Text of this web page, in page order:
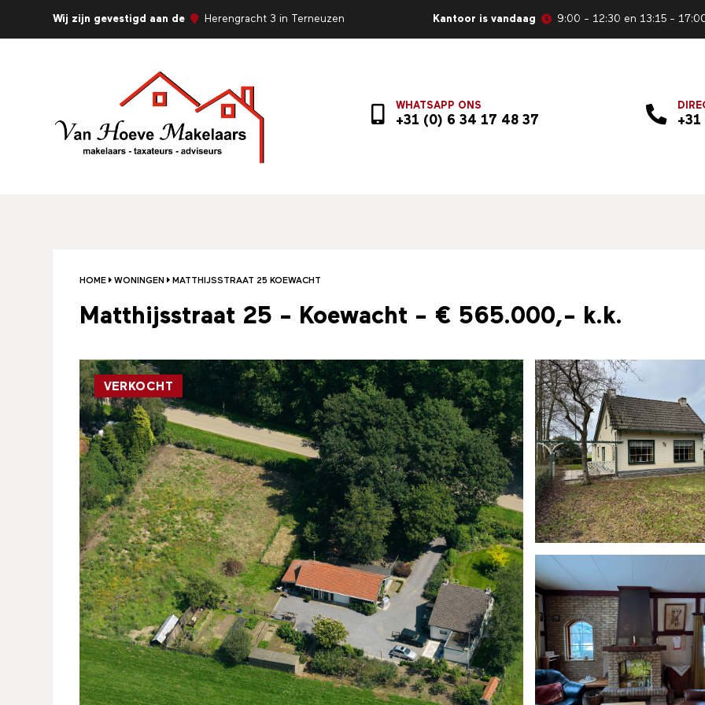
Wij zijn gevestigd aan de Herengracht 3 in Terneuzen Kantoor is vandaag 9:00 - 12:30 en 13:15 -
WHATSAPP ONS
+31 (0) 6 34 17 48 37
HOME WONINGEN MATTHIJSSTRAAT 25 KOEWACHT
Matthijsstraat 25 - Koewacht - € 565.000,- k.k.
VERKOCHT